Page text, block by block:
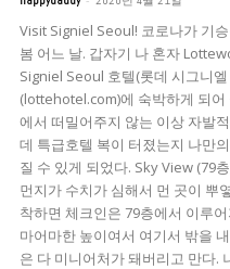
Visit Signiel Seoul! 코로나가 기
봄 어느 날. 갑자기 나 혼자
Signiel Seoul 호텔(롯데 시그니
(lottehotel.com)에 숙박하게 되어
에서 떠밀어주지 않는 이상 자발
데 특급호텔 복이 터졌는지 나만
질 수 있게 되었다. Sky View (79
먼지가 수치가 심해서 먼 곳이 뿌
착하면 체크인은 79층에서 이루
마어마한 높이여서 여기서 밖을
은 다 미니어처가 돼버리고 만다.